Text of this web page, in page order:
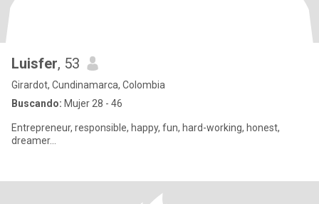
Luisfer, 53
Girardot, Cundinamarca, Colombia
Buscando: Mujer 28 - 46
Entrepreneur, responsible, happy, fun, hard-working, honest,
dreamer...